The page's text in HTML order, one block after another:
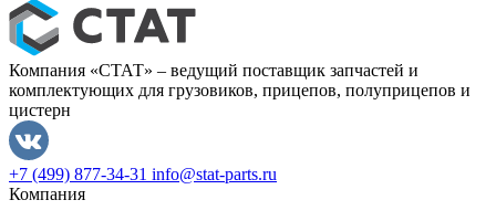
Компания «СТАТ» – ведущий поставщик запчастей и
комплектующих для грузовиков, прицепов, полуприцепов и
цистерн
+7 (499) 877-34-31 info@stat-parts.ru
Компания